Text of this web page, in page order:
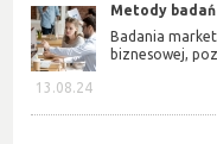
13.08.24
Metody
Badania
biznesowej,